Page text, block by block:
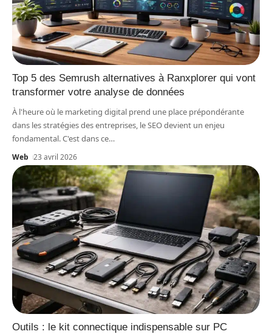
Top 5 des Semrush alternatives à Ranxplorer qui vont
transformer votre analyse de données
À l'heure où le marketing digital prend une place prépondérante
dans les stratégies des entreprises, le SEO devient un enjeu
fondamental. C'est dans ce…
Web 23 avril 2026
Outils : le kit connectique indispensable sur PC